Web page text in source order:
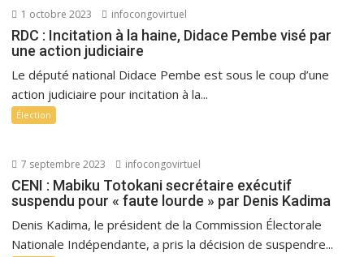
1 octobre 2023 infocongovirtuel
RDC : Incitation à la haine, Didace Pembe visé par
une action judiciaire
Le député national Didace Pembe est sous le coup d’une
action judiciaire pour incitation à la...
Élection
7 septembre 2023 infocongovirtuel
CENI : Mabiku Totokani secrétaire exécutif
suspendu pour « faute lourde » par Denis Kadima
Denis Kadima, le président de la Commission Électorale
Nationale Indépendante, a pris la décision de suspendre...